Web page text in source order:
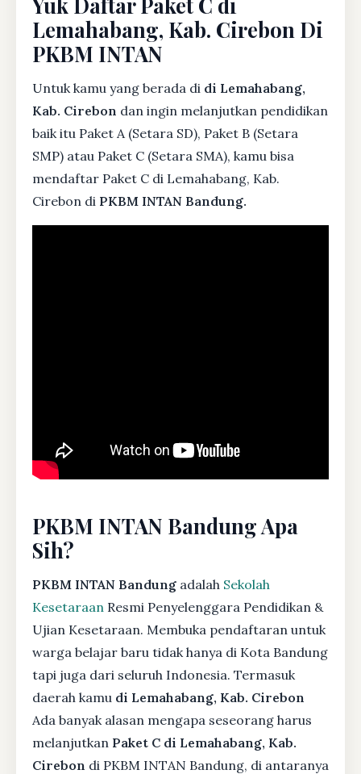
Lemahabang, Kab. Cirebon Di
PKBM INTAN
Untuk kamu yang berada di di Lemahabang,
Kab. Cirebon dan ingin melanjutkan pendidikan
baik itu Paket A (Setara SD), Paket B (Setara
SMP) atau Paket C (Setara SMA), kamu bisa
mendaftar Paket C di Lemahabang, Kab.
Cirebon di PKBM INTAN Bandung.
PKBM INTAN Bandung Apa
Sih?
PKBM INTAN Bandung adalah Sekolah
Kesetaraan Resmi Penyelenggara Pendidikan &
Ujian Kesetaraan. Membuka pendaftaran untuk
warga belajar baru tidak hanya di Kota Bandung
tapi juga dari seluruh Indonesia. Termasuk
daerah kamu di Lemahabang, Kab. Cirebon
Ada banyak alasan mengapa seseorang harus
melanjutkan Paket C di Lemahabang, Kab.
Cirebon di PKBM INTAN Bandung, di antaranya